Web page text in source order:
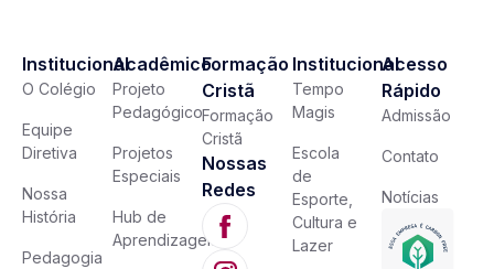
Institucional
O Colégio
Equipe
Diretiva
Nossa
História
Pedagogia
Acadêmico
Projeto
Pedagógico
Projetos
Especiais
Hub de
Aprendizagem
Formação
Cristã
Formação
Cristã
Nossas
Redes
Institucional
Tempo
Magis
Escola
de
Esporte,
Cultura e
Lazer
Acesso
Rápido
Admissão
Contato
Notícias